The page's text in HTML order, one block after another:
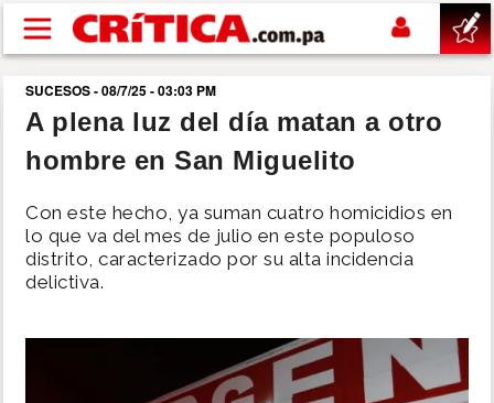
Pasar al contenido principal
buscar
SUCESOS
NACIONAL
POLÍTICA
SUCESOS - 08/7/25 - 03:03 PM
A plena luz del día matan a otro
hombre en San Miguelito
Con este hecho, ya suman cuatro homicidios en
lo que va del mes de julio en este populoso
distrito, caracterizado por su alta incidencia
delictiva.